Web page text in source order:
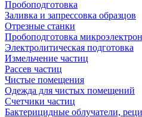
Пробоподготовка
Заливка и запрессовка образцов
Отрезные станки
Пробоподготовка
Электролитическая подготовка
Измельчение частиц
Рассев частиц
Чистые помещения
Одежда для чистых помещений
Счетчики частиц
Бактерицидные облучатели,